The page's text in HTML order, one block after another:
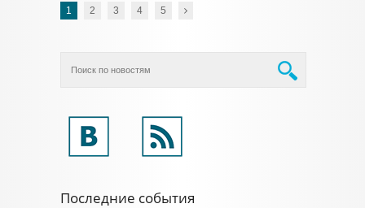
1 2 3 4 5
Последние события